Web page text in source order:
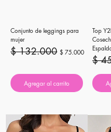
Conjunto de leggings para
mujer
Precio
$ 132.000 Precio de oferta
$ 75.000
Agregar al carrito
Top
Precio
$